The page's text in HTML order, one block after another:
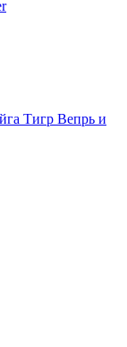
Тигр Вепрь и